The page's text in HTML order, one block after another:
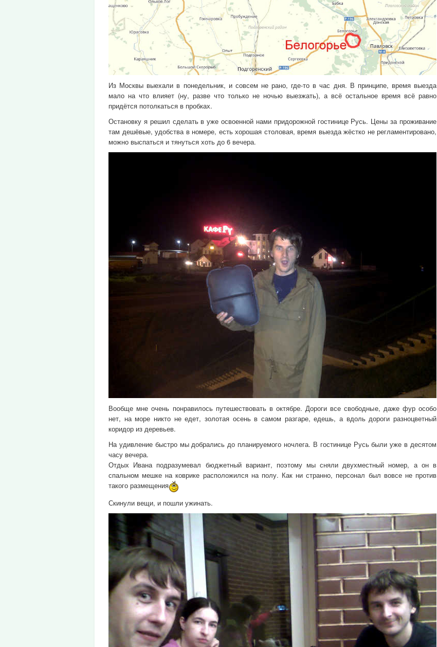
Из Москвы выехали в понедельник, и совсем не рано, где-то в час дня. В принципе, время выезда
мало на что влияет (ну, разве что только не ночью выезжать), а всё остальное время всё равно
придётся потолкаться в пробках.
Остановку я решил сделать в уже освоенной нами придорожной гостинице Русь. Цены за проживание
там дешёвые, удобства в номере, есть хорошая столовая, время выезда жёстко не регламентировано,
можно выспаться и тянуться хоть до 6 вечера.
Вообще мне очень понравилось путешествовать в октябре. Дороги все свободные, даже фур особо
нет, на море никто не едет, золотая осень в самом разгаре, едешь, а вдоль дороги разноцветный
коридор из деревьев.
На удивление быстро мы добрались до планируемого ночлега. В гостинице Русь были уже в десятом
часу вечера.
Отдых Ивана подразумевал бюджетный вариант, поэтому мы сняли двухместный номер, а он в
спальном мешке на коврике расположился на полу. Как ни странно, персонал был вовсе не против
такого размещения
Скинули вещи, и пошли ужинать.